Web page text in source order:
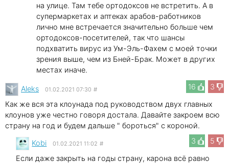
на улице. Там тебе ортодоксов не встретить. А в
супермаркетах и аптеках арабов-работников
лично мне встречается значительно больше чем
ортодоксов-посетителей, так что шансы
подхватить вирус из Ум-Эль-Фахем с моей точки
зрения выше, чем из Бней-Брак. Может в других
местах иначе.
16
3
Aleks 01.02.2021 07:30 #
Как же вся эта клоунада под руководством двух главных
клоунов уже честно говоря достала. Давайте закроем всю
страну на год и будем дальше " бороться" с короной.
3
5
Kobi 01.02.2021 11:02 #
Если даже закрыть на годы страну, карона всё равно